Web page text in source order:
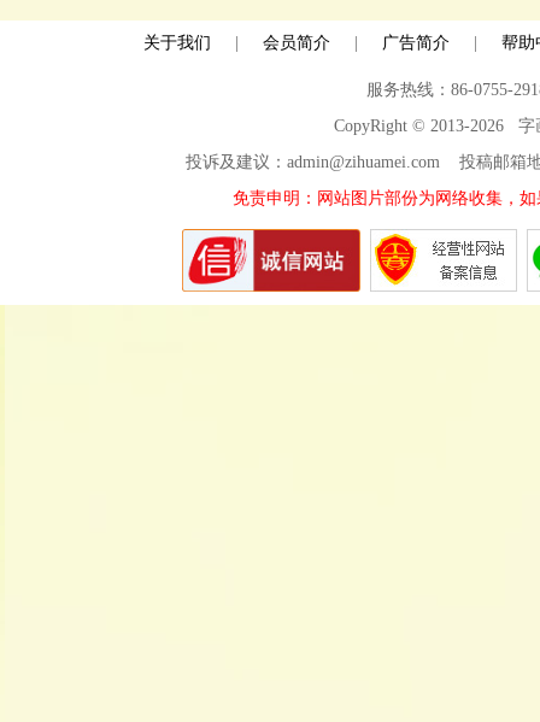
关于我们 | 会员简介 | 广告简介 | 帮助
服务热线：86-0755-
CopyRight © 2013-2026 字
投诉及建议：admin@zihuamei.com 投稿邮
免责申明：网站图片部份为网络收集，